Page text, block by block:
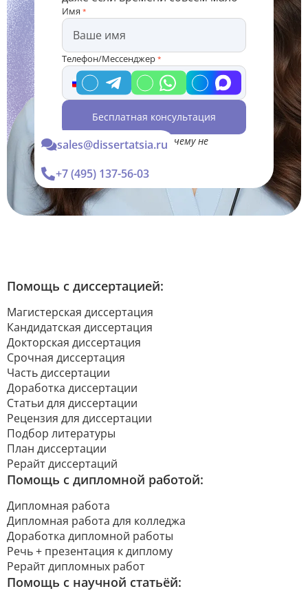
Имя *
Телефон/Мессенджер *
Бесплатная консультация
*Консультация Вас ни к чему не
обязывает
sales@dissertatsia.ru
+7 (495) 137-56-03
Помощь с диссертацией:
Магистерская диссертация
Кандидатская диссертация
Докторская диссертация
Срочная диссертация
Часть диссертации
Доработка диссертации
Статьи для диссертации
Рецензия для диссертации
Подбор литературы
План диссертации
Рерайт диссертаций
Помощь с дипломной работой:
Дипломная работа
Дипломная работа для колледжа
Доработка дипломной работы
Речь + презентация к диплому
Рерайт дипломных работ
Помощь с научной статьёй: